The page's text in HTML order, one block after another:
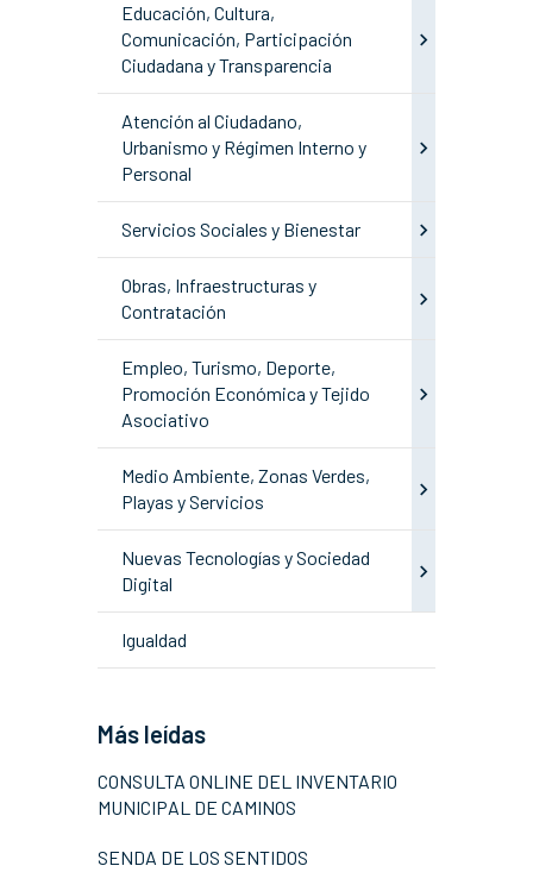
Educación, Cultura,
Comunicación, Participación
Ciudadana y Transparencia
Atención al Ciudadano,
Urbanismo y Régimen Interno y
Personal
Servicios Sociales y Bienestar
Obras, Infraestructuras y
Contratación
Empleo, Turismo, Deporte,
Promoción Económica y Tejido
Asociativo
Medio Ambiente, Zonas Verdes,
Playas y Servicios
Nuevas Tecnologías y Sociedad
Digital
Igualdad
Más leídas
CONSULTA ONLINE DEL INVENTARIO
MUNICIPAL DE CAMINOS
SENDA DE LOS SENTIDOS